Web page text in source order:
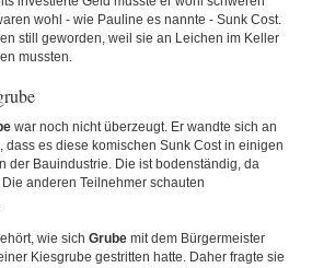
wohl - wie Pauline es nannte - Sunk Cost.
still geworden, weil sie an Leichen im Keller
mussten.
war noch nicht überzeugt. Er wandte sich an
dass es diese komischen Sunk Cost in einigen
der Bauindustrie. Die ist bodenständig, da
anderen Teilnehmer schauten
wie sich Grube mit dem Bürgermeister
Kiesgrube gestritten hatte. Daher fragte sie